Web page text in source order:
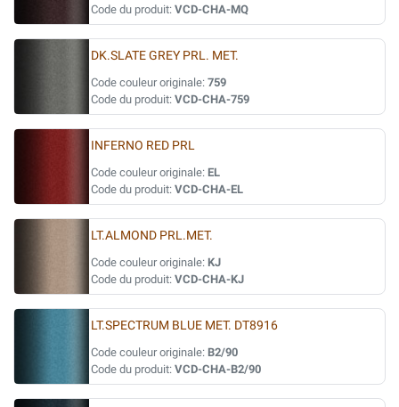
Code du produit: VCD-CHA-MQ
DK.SLATE GREY PRL. MET.
Code couleur originale: 759
Code du produit: VCD-CHA-759
INFERNO RED PRL
Code couleur originale: EL
Code du produit: VCD-CHA-EL
LT.ALMOND PRL.MET.
Code couleur originale: KJ
Code du produit: VCD-CHA-KJ
LT.SPECTRUM BLUE MET. DT8916
Code couleur originale: B2/90
Code du produit: VCD-CHA-B2/90